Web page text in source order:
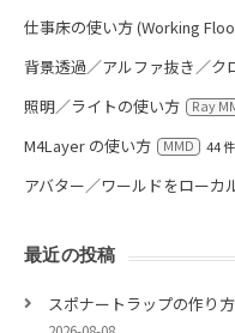
仕事床の使い方 (Working
背景透過／アルファ抜き／ク
照明／ライトの使い方 Ray
M4Layer の使い方 MMD 44
アバター／ワールドをローカ
最近の投稿
スポナートラップの作り方